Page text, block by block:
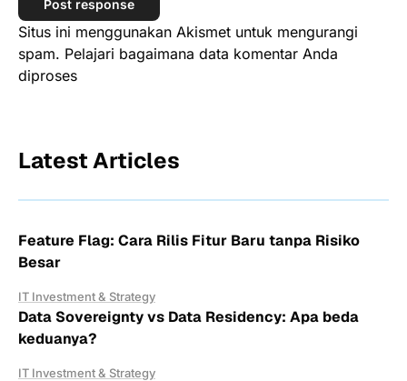
Situs ini menggunakan Akismet untuk mengurangi
spam. Pelajari bagaimana data komentar Anda
diproses
Latest Articles
Feature Flag: Cara Rilis Fitur Baru tanpa Risiko
Besar
IT Investment & Strategy
Data Sovereignty vs Data Residency: Apa beda
keduanya?
IT Investment & Strategy